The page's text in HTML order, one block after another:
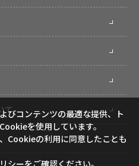
て
びコンテンツの最適な提供、ト
を使用しています。
Cookieの利用に同意したことも